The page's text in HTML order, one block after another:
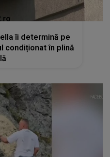
îi determină pe
condiționat în plină